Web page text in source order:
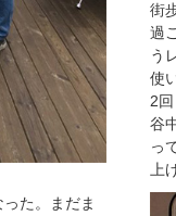
街
過
う
使
2
谷
っ
上
た。まだま